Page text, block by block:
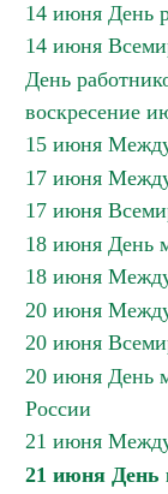
14 июня День
14 июня
День
воскресение
15 июня
17 июня
17 июня
18 июня День
18 июня
20 июня
20 июня
20 июня День
России
21 июня
21 июня День